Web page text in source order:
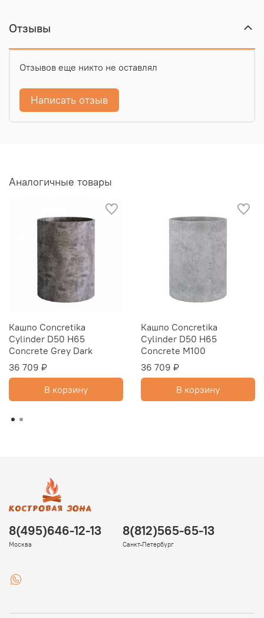
Отзывы
Отзывов еще никто не оставлял
Написать отзыв
Аналогичные товары
Кашпо Concretika
Cylinder D50 H65
Concrete Grey Dark
36 709 ₽
В корзину
Кашпо Concretika
Cylinder D50 H65
Concrete M100
36 709 ₽
В корзину
8(495)646-12-13
Москва
8(812)565-65-13
Санкт-Петербург